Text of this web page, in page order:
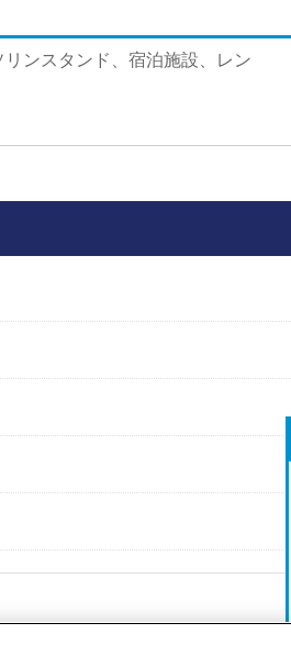
ンスタンド、宿泊施設、レン